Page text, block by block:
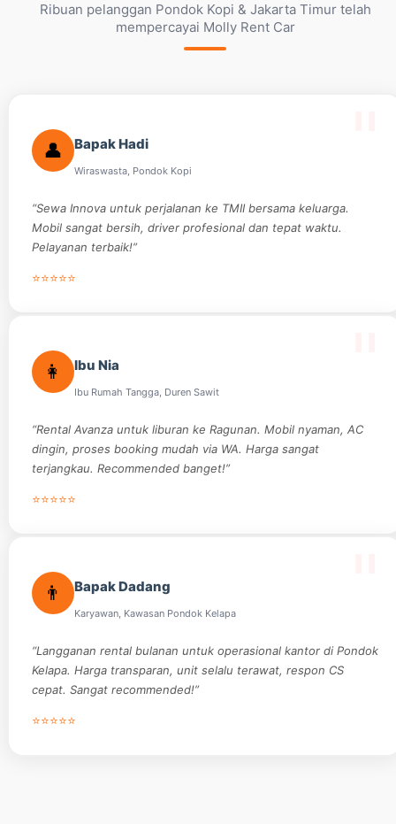
Ribuan pelanggan Pondok Kopi & Jakarta Timur telah
mempercayai Molly Rent Car
👤 Bapak Hadi
Wiraswasta, Pondok Kopi
“Sewa Innova untuk perjalanan ke TMII bersama keluarga.
Mobil sangat bersih, driver profesional dan tepat waktu.
Pelayanan terbaik!”
⭐⭐⭐⭐⭐
👩 Ibu Nia
Ibu Rumah Tangga, Duren Sawit
“Rental Avanza untuk liburan ke Ragunan. Mobil nyaman, AC
dingin, proses booking mudah via WA. Harga sangat
terjangkau. Recommended banget!”
⭐⭐⭐⭐⭐
👨 Bapak Dadang
Karyawan, Kawasan Pondok Kelapa
“Langganan rental bulanan untuk operasional kantor di Pondok
Kelapa. Harga transparan, unit selalu terawat, respon CS
cepat. Sangat recommended!”
⭐⭐⭐⭐⭐